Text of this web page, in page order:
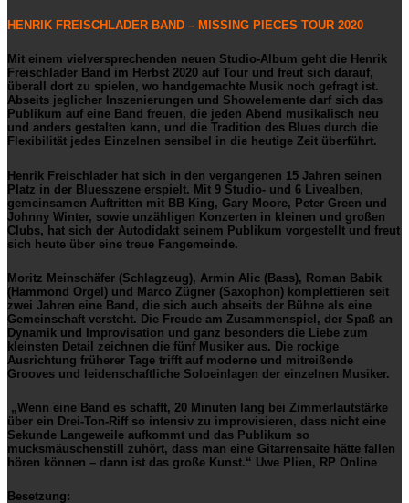
HENRIK FREISCHLADER BAND – MISSING PIECES TOUR 2020
Mit einem vielversprechenden neuen Studio-Album geht die Henrik
Freischlader Band im Herbst 2020 auf Tour und freut sich darauf,
überall dort zu spielen, wo handgemachte Musik noch gefragt ist.
Abseits jeglicher Inszenierungen und Showelemente darf sich das
Publikum auf eine Band freuen, die jeden Abend musikalisch neu
und anders gestalten kann, und die Tradition des Blues durch die
Flexibilität jedes Einzelnen sensibel in die heutige Zeit überführt.
Henrik Freischlader hat sich in den vergangenen 15 Jahren seinen
Platz in der Bluesszene erspielt. Mit 9 Studio- und 6 Livealben,
gemeinsamen Auftritten mit BB King, Gary Moore, Peter Green und
Johnny Winter, sowie unzähligen Konzerten in kleinen und großen
Clubs, hat sich der Autodidakt seinem Publikum vorgestellt und freut
sich heute über eine treue Fangemeinde.
Moritz Meinschäfer (Schlagzeug), Armin Alic (Bass), Roman Babik
(Hammond Orgel) und Marco Zügner (Saxophon) komplettieren seit
zwei Jahren eine Band, die sich auch abseits der Bühne als eine
Gemeinschaft versteht. Die Freude am Zusammenspiel, der Spaß an
Dynamik und Improvisation und ganz besonders die Liebe zum
kleinsten Detail zeichnen die fünf Musiker aus. Die rockige
Ausrichtung früherer Tage trifft auf moderne und mitreißende
Grooves und leidenschaftliche Soloeinlagen der einzelnen Musiker.
„Wenn eine Band es schafft, 20 Minuten lang bei Zimmerlautstärke
über ein Drei-Ton-Riff so intensiv zu improvisieren, dass nicht eine
Sekunde Langeweile aufkommt und das Publikum so
mucksmäuschenstill zuhört, dass man eine Gitarrensaite hätte fallen
hören können – dann ist das große Kunst.“ Uwe Plien, RP Online
Besetzung: